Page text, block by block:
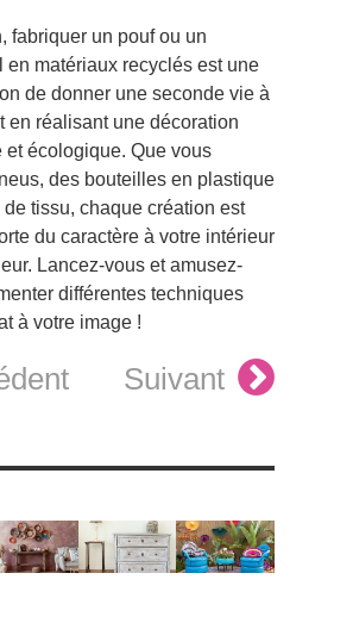
fabriquer un pouf ou un
en matériaux recyclés est une
de donner une seconde vie à
en réalisant une décoration
et écologique. Que vous
des bouteilles en plastique
tissu, chaque création est
du caractère à votre intérieur
Lancez-vous et amusez-
différentes techniques
à votre image !
Suivant